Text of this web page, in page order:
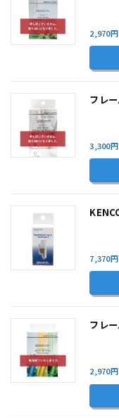
2,970円
フレ
3,300円
7,370円
フレ
2,970円